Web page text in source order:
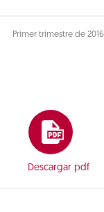
Primer trimestre de 2016
Descargar pdf